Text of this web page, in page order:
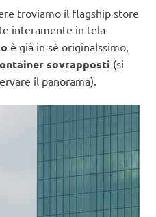
troviamo il flagship store
interamente in tela
è già in sè originalssimo,
sovrapposti (si
il panorama).